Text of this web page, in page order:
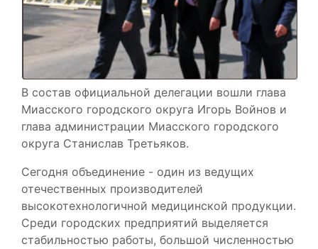
В состав официальной делегации вошли глава
Миасского городского округа Игорь Войнов и
глава администрации Миасского городского
округа Станислав Третьяков.
Сегодня объединение - один из ведущих
отечественных производителей
высокотехнологичной медицинской продукции.
Среди городских предприятий выделяется
стабильностью работы, большой численностью